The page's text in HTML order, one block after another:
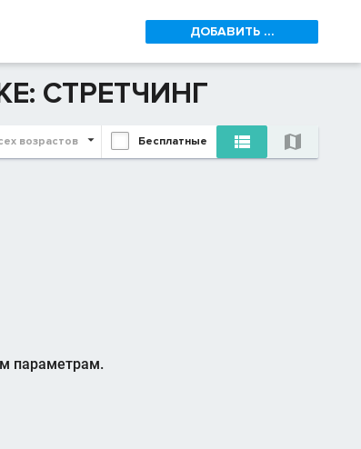
ДОБАВИТЬ ...
СТРЕТЧИНГ
возрастов Бесплатные  
параметрам.